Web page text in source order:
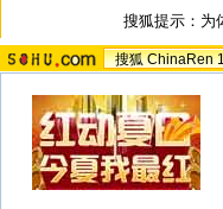
搜狐提示：为
搜狐 ChinaRen